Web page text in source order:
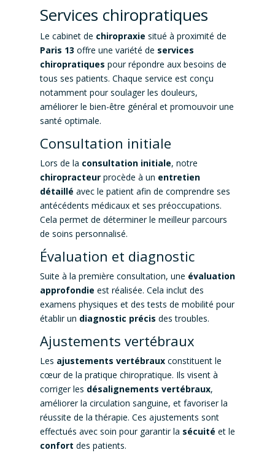
Services chiropratiques
Le cabinet de chiropraxie situé à proximité de
Paris 13 offre une variété de services
chiropratiques pour répondre aux besoins de
tous ses patients. Chaque service est conçu
notamment pour soulager les douleurs,
améliorer le bien-être général et promouvoir une
santé optimale.
Consultation initiale
Lors de la consultation initiale, notre
chiropracteurprocède à un entretien
détaillé avec le patient afin de comprendre ses
antécédents médicaux et ses préoccupations.
Cela permet de déterminer le meilleur parcours
de soins personnalisé.
Évaluation et diagnostic
Suite à la première consultation, une évaluation
approfondie est réalisée. Cela inclut des
examens physiques et des tests de mobilité pour
établir un diagnostic précis des troubles.
Ajustements vertébraux
Les ajustements vertébrauxconstituent le
cœur de la pratique chiropratique. Ils visent à
corriger les désalignements vertébraux,
améliorer la circulation sanguine, et favoriser la
réussite de la thérapie. Ces ajustements sont
effectués avec soin pour garantir la sécuité et le
confort des patients.